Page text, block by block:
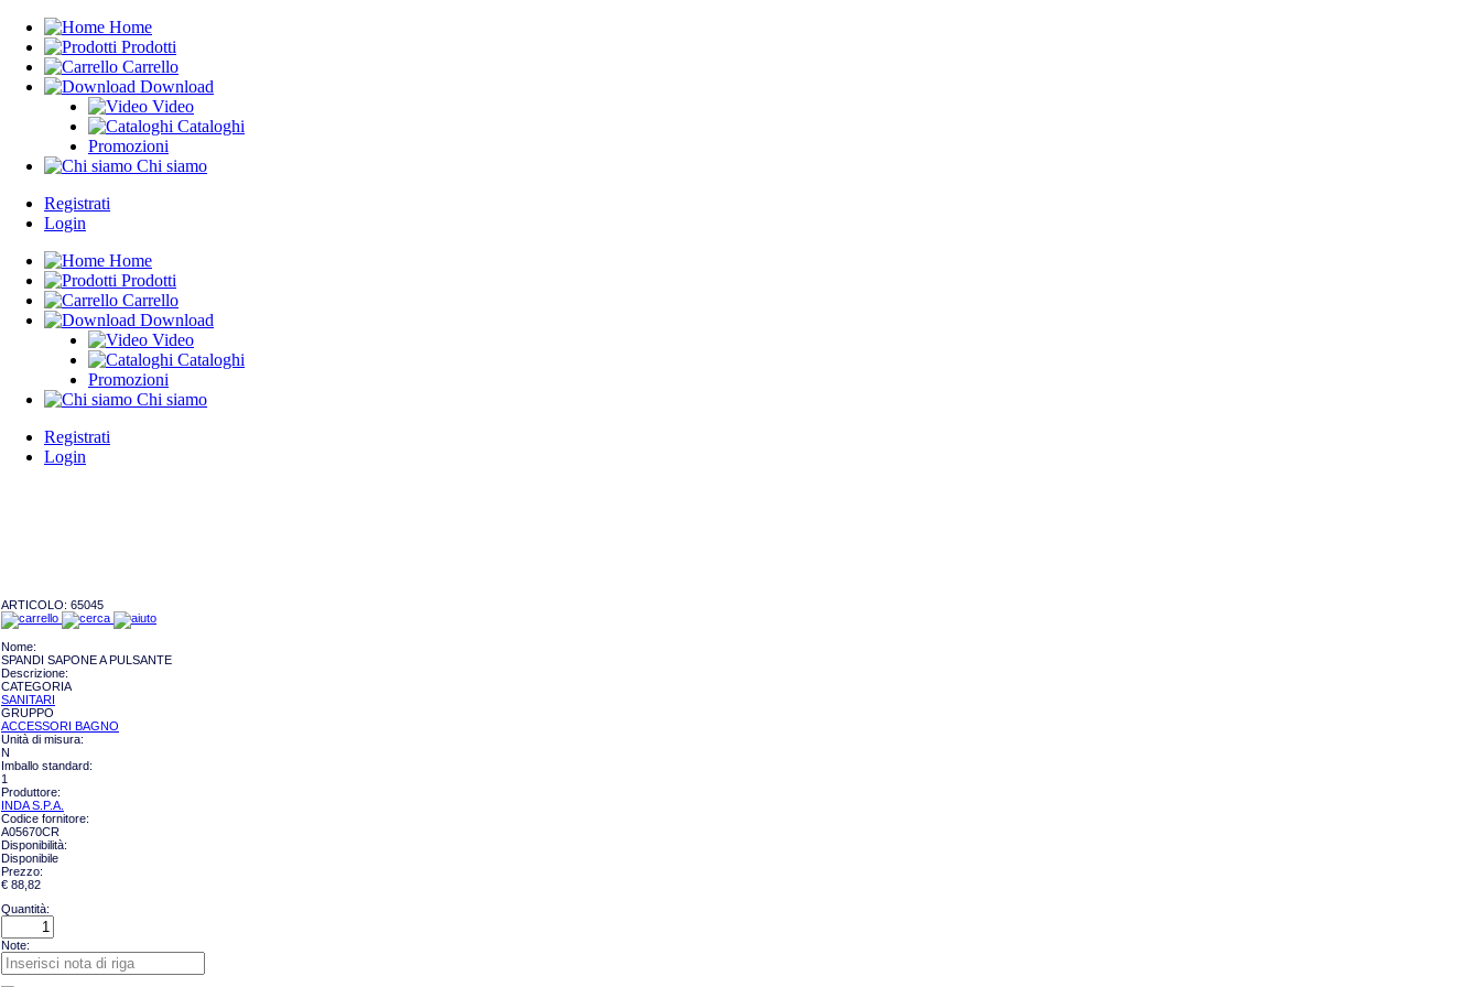
Home
Prodotti
Carrello
Download
Video
Cataloghi
Promozioni
Chi siamo
Registrati
Login
Home
Prodotti
Carrello
Download
Video
Cataloghi
Promozioni
Chi siamo
Registrati
Login
ARTICOLO: 65045
Nome:
SPANDI SAPONE A PULSANTE
Descrizione:
CATEGORIA
SANITARI
GRUPPO
ACCESSORI BAGNO
Unità di misura:
N
Imballo standard:
1
Produttore:
INDA S.P.A.
Codice fornitore:
A05670CR
Disponibilità:
Disponibile
Prezzo:
€ 88,82
Quantità:
Note: